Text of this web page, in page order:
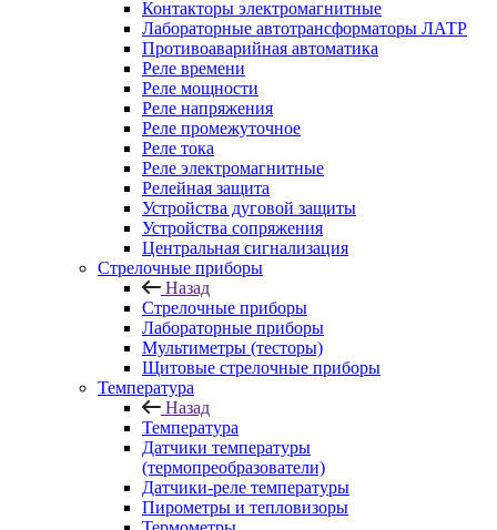
Контакторы электромагнитные
Лабораторные автотрансформаторы ЛАТР
Противоаварийная автоматика
Реле времени
Реле мощности
Реле напряжения
Реле промежуточное
Реле тока
Реле электромагнитные
Релейная защита
Устройства дуговой защиты
Устройства сопряжения
Центральная сигнализация
Стрелочные приборы
Назад
Стрелочные приборы
Лабораторные приборы
Мультиметры (тесторы)
Щитовые стрелочные приборы
Температура
Назад
Температура
Датчики температуры
(термопреобразователи)
Датчики-реле температуры
Пирометры и тепловизоры